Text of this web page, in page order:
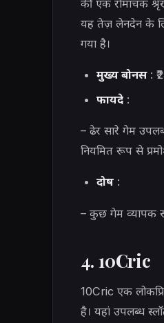
की एक रोमांचक
यह तेज़ लेनदेन के
गया है।
मुख्य बोनस:
फायदे:
– ढेर सारे गेम
नियमित रूप से
दोष:
– कुछ गेम व्यापक
4. 10Cric
10Cric एक
है। यहां उपलब्ध